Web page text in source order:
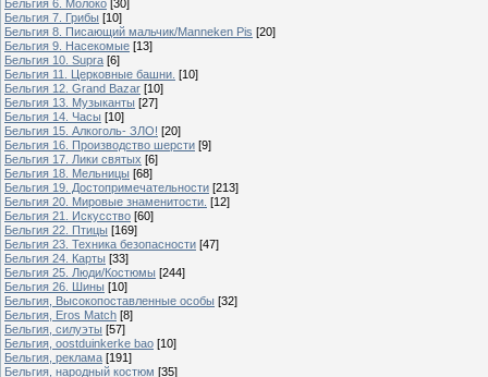
Бельгия 6. Молоко [30]
Бельгия 7. Грибы [10]
Бельгия 8. Писающий мальчик/Manneken Pis [20]
Бельгия 9. Насекомые [13]
Бельгия 10. Supra [6]
Бельгия 11. Церковные башни. [10]
Бельгия 12. Grand Bazar [10]
Бельгия 13. Музыканты [27]
Бельгия 14. Часы [10]
Бельгия 15. Алкоголь- ЗЛО! [20]
Бельгия 16. Производство шерсти [9]
Бельгия 17. Лики святых [6]
Бельгия 18. Мельницы [68]
Бельгия 19. Достопримечательности [213]
Бельгия 20. Мировые знаменитости. [12]
Бельгия 21. Искусство [60]
Бельгия 22. Птицы [169]
Бельгия 23. Техника безопасности [47]
Бельгия 24. Карты [33]
Бельгия 25. Люди/Костюмы [244]
Бельгия 26. Шины [10]
Бельгия, Высокопоставленные особы [32]
Бельгия, Eros Match [8]
Бельгия, силуэты [57]
Бельгия, oostduinkerke bao [10]
Бельгия, реклама [191]
Бельгия, народный костюм [35]